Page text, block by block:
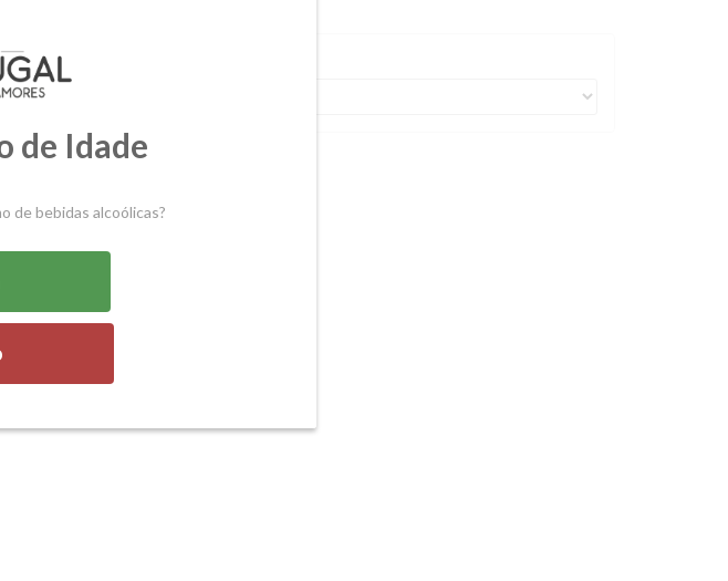
SKU:
Cerâmica pintada à mao
Prato Sobremesa - 24cm
de Idade
de bebidas alcoólicas?